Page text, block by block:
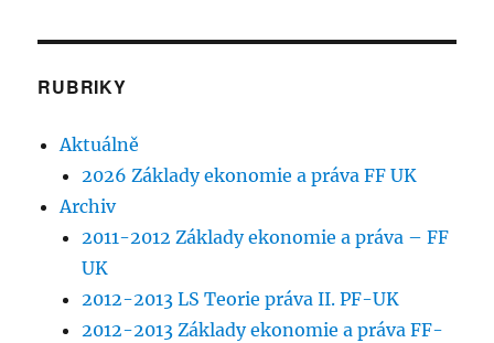
RUBRIKY
Aktuálně
2026 Základy ekonomie a práva FF UK
Archiv
2011-2012 Základy ekonomie a práva – FF
UK
2012-2013 LS Teorie práva II. PF-UK
2012-2013 Základy ekonomie a práva FF-